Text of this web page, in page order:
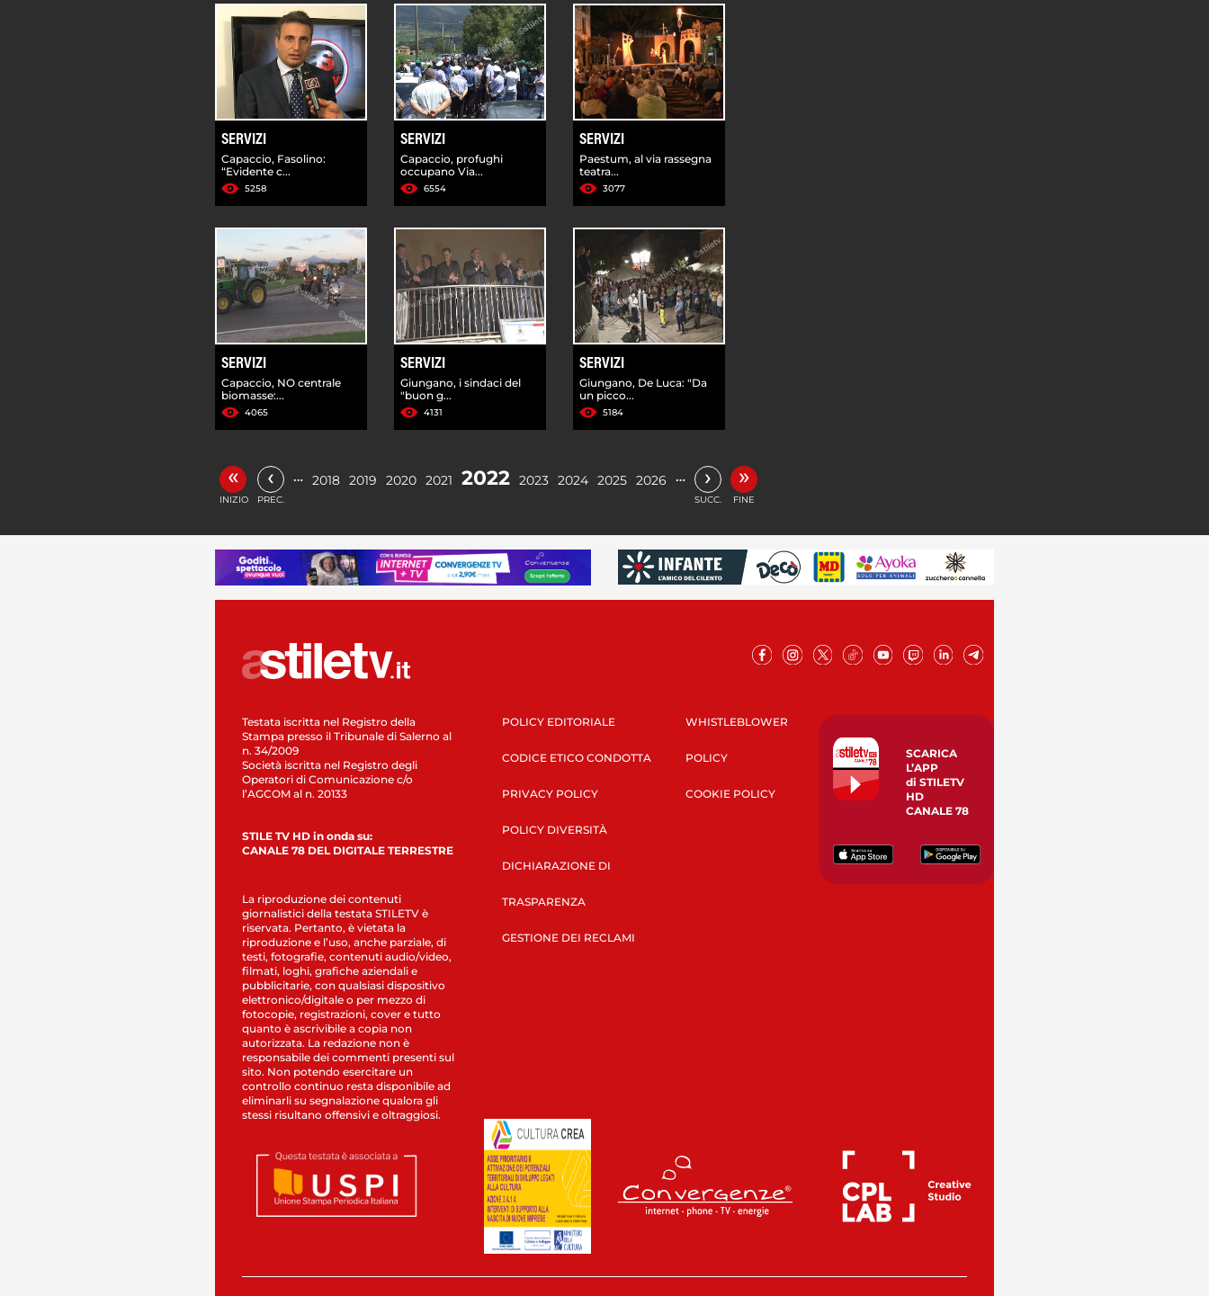
SERVIZI
Capaccio, Fasolino:
“Evidente c...
5258
SERVIZI
Capaccio, profughi
occupano Via...
6554
SERVIZI
Paestum, al via rassegna
teatra...
3077
SERVIZI
Capaccio, NO centrale
biomasse:...
4065
SERVIZI
Giungano, i sindaci del
"buon g...
4131
SERVIZI
Giungano, De Luca: "Da
un picco...
5184
«
INIZIO
‹
PREC.
… 2018 2019 2020 2021 2022 2023 2024 2025 2026 … ›
SUCC.
»
FINE
Testata iscritta nel Registro della
Stampa presso il Tribunale di Salerno al
n. 34/2009
Società iscritta nel Registro degli
Operatori di Comunicazione c/o
l’AGCOM al n. 20133
STILE TV HD in onda su:
CANALE 78 DEL DIGITALE TERRESTRE
La riproduzione dei contenuti
giornalistici della testata STILETV è
riservata. Pertanto, è vietata la
riproduzione e l’uso, anche parziale, di
testi, fotografie, contenuti audio/video,
filmati, loghi, grafiche aziendali e
pubblicitarie, con qualsiasi dispositivo
elettronico/digitale o per mezzo di
fotocopie, registrazioni, cover e tutto
quanto è ascrivibile a copia non
autorizzata. La redazione non è
responsabile dei commenti presenti sul
sito. Non potendo esercitare un
controllo continuo resta disponibile ad
eliminarli su segnalazione qualora gli
stessi risultano offensivi e oltraggiosi.
POLICY EDITORIALE
CODICE ETICO CONDOTTA
PRIVACY POLICY
POLICY DIVERSITÀ
DICHIARAZIONE DI
TRASPARENZA
GESTIONE DEI RECLAMI
WHISTLEBLOWER
POLICY
COOKIE POLICY
SCARICA
L’APP
di STILETV
HD
CANALE 78